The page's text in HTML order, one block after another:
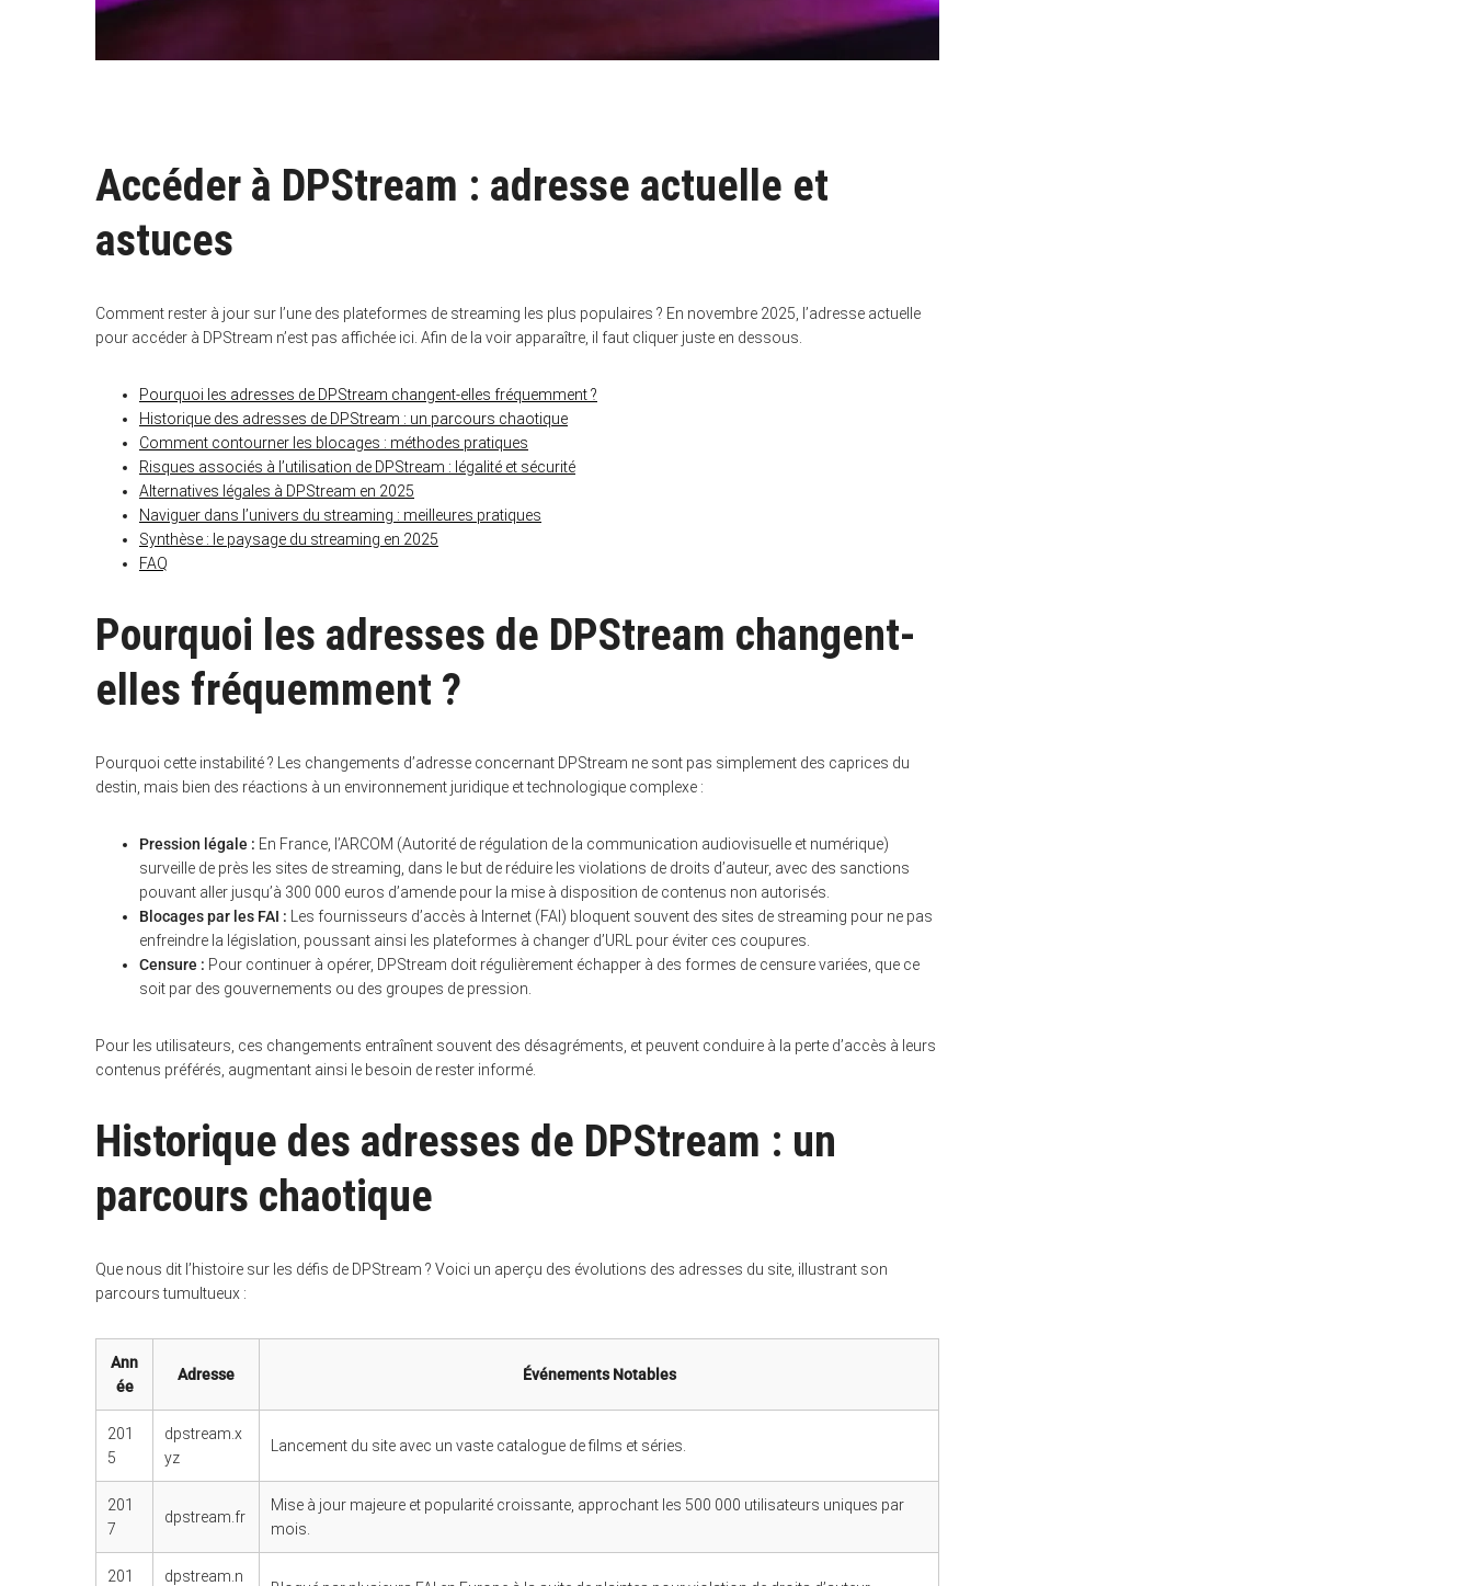
Accéder à DPStream : adresse actuelle et
astuces
Comment rester à jour sur l’une des plateformes de streaming les plus populaires ? En novembre 2025, l’adresse actuelle
pour accéder à DPStream n’est pas affichée ici. Afin de la voir apparaître, il faut cliquer juste en dessous.
Pourquoi les adresses de DPStream changent-elles fréquemment ?
Historique des adresses de DPStream : un parcours chaotique
Comment contourner les blocages : méthodes pratiques
Risques associés à l’utilisation de DPStream : légalité et sécurité
Alternatives légales à DPStream en 2025
Naviguer dans l’univers du streaming : meilleures pratiques
Synthèse : le paysage du streaming en 2025
FAQ
Pourquoi les adresses de DPStream changent-
elles fréquemment ?
Pourquoi cette instabilité ? Les changements d’adresse concernant DPStream ne sont pas simplement des caprices du
destin, mais bien des réactions à un environnement juridique et technologique complexe :
Pression légale : En France, l’ARCOM (Autorité de régulation de la communication audiovisuelle et numérique)
surveille de près les sites de streaming, dans le but de réduire les violations de droits d’auteur, avec des sanctions
pouvant aller jusqu’à 300 000 euros d’amende pour la mise à disposition de contenus non autorisés.
Blocages par les FAI : Les fournisseurs d’accès à Internet (FAI) bloquent souvent des sites de streaming pour ne pas
enfreindre la législation, poussant ainsi les plateformes à changer d’URL pour éviter ces coupures.
Censure : Pour continuer à opérer, DPStream doit régulièrement échapper à des formes de censure variées, que ce
soit par des gouvernements ou des groupes de pression.
Pour les utilisateurs, ces changements entraînent souvent des désagréments, et peuvent conduire à la perte d’accès à leurs
contenus préférés, augmentant ainsi le besoin de rester informé.
Historique des adresses de DPStream : un
parcours chaotique
Que nous dit l’histoire sur les défis de DPStream ? Voici un aperçu des évolutions des adresses du site, illustrant son
parcours tumultueux :
Ann
ée
Adresse Événements Notables
201
5
dpstream.x
yz
Lancement du site avec un vaste catalogue de films et séries.
201
7
dpstream.fr
Mise à jour majeure et popularité croissante, approchant les 500 000 utilisateurs uniques par
mois.
201
dpstream.n
r
c
f
o